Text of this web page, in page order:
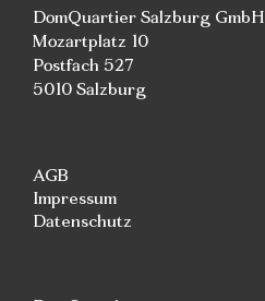
DomQuartier Salzburg GmbH
Mozartplatz 10
Postfach 527
5010 Salzburg
AGB
Impressum
Datenschutz